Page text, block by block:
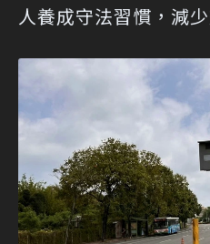
人養成守法習慣，減